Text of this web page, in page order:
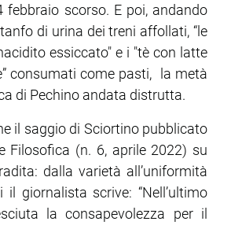
febbraio scorso. E poi, andando
di urina dei treni affollati, “le
essiccato" e i "tè con latte
consumati come pasti, la metà
di Pechino andata distrutta.
il saggio di Sciortino pubblicato
Filosofica (n. 6, aprile 2022) su
dalla varietà all’uniformità
il giornalista scrive: “Nell’ultimo
la consapevolezza per il